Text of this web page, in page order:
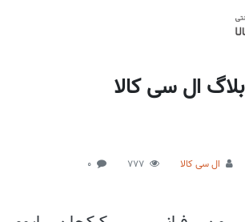
بلاگ ال سی کالا
ال سی کالا 777
0